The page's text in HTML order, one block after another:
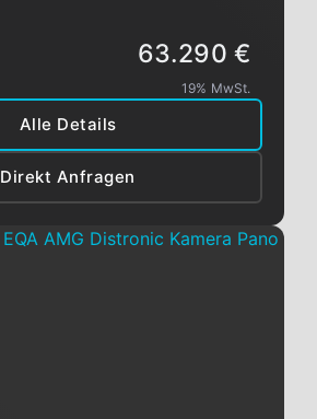
Alle Details
Direkt Anfragen
63.290 €
19% MwSt.